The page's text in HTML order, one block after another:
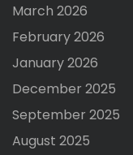
March 2026
February 2026
January 2026
December 2025
September 2025
August 2025